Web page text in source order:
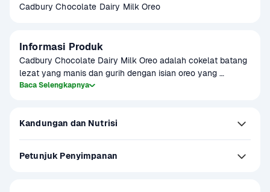
Cadbury Chocolate Dairy Milk Oreo
Informasi Produk
Cadbury Chocolate Dairy Milk Oreo adalah cokelat batang
lezat yang manis dan gurih dengan isian oreo yang
renyah.Cadbury Dairy Milk Oreo memadukan cokelat susu
semua pencinta cokelat.
Baca Selengkapnya
Kandungan dan Nutrisi
Petunjuk Penyimpanan